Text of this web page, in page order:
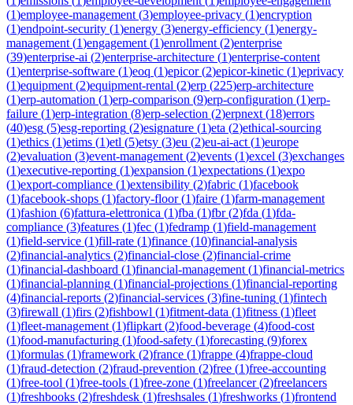
(1)employee-management (3)employee-privacy (1)encryption
(1)endpoint-security (1)energy (3)energy-efficiency (1)energy-
management (1)engagement (1)enrollment (2)enterprise
(39)enterprise-ai (2)enterprise-architecture (1)enterprise-content
(1)enterprise-software (1)eoq (1)epicor(2)epicor-kinetic (1)eprivacy
(1)equipment (2)equipment-rental (2)erp (225)erp-architecture
(1)erp-automation (1)erp-comparison (9)erp-configuration (1)erp-
failure (1)erp-integration (8)erp-selection (2)erpnext (18)errors
(40)esg (5)esg-reporting (2)esignature (1)eta (2)ethical-sourcing
(1)ethics (1)etims (1)etl (5)etsy (3)eu (2)eu-ai-act (1)europe
(2)evaluation (3)event-management (2)events (1)excel (3)exchanges
(1)executive-reporting (1)expansion (1)expectations (1)expo
(1)export-compliance (1)extensibility (2)fabric (1)facebook
(1)facebook-shops (1)factory-floor(1)faire (1)farm-management
(1)fashion (6)fattura-elettronica (1)fba (1)fbr(2)fda (1)fda-
compliance (3)features (1)fec (1)fedramp (1)field-management
(1)field-service (1)fill-rate (1)finance (10)financial-analysis
(2)financial-analytics (2)financial-close (2)financial-crime
(1)financial-dashboard (1)financial-management (1)financial-metrics
(1)financial-planning (1)financial-projections (1)financial-reporting
(4)financial-reports (2)financial-services (3)fine-tuning (1)fintech
(3)firewall (1)firs (2)fishbowl (1)fitment-data (1)fitness (1)fleet
(1)fleet-management (1)flipkart (2)food-beverage (4)food-cost
(1)food-manufacturing (1)food-safety (1)forecasting (9)forex
(1)formulas (1)framework (2)france (1)frappe (4)frappe-cloud
(1)fraud-detection (2)fraud-prevention (2)free (1)free-accounting
(1)free-tool (1)free-tools (1)free-zone (1)freelancer(2)freelancers
(1)freshbooks (2)freshdesk (1)freshsales (1)freshworks (1)frontend